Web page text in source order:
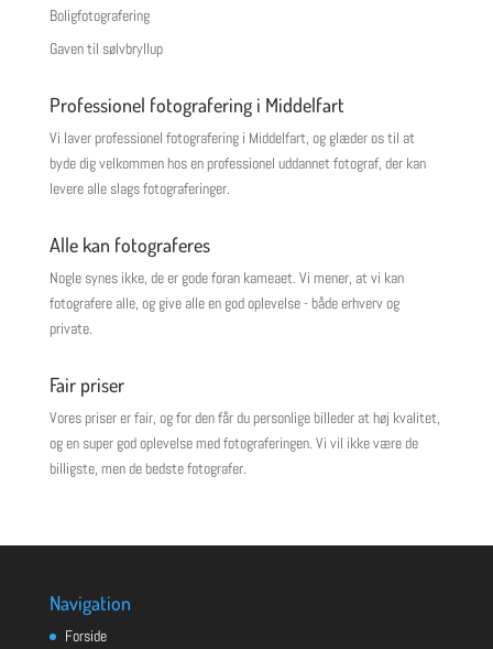
Boligfotografering
Gaven til sølvbryllup
Professionel fotografering i Middelfart
Vi laver professionel fotografering i Middelfart, og glæder os til at
byde dig velkommen hos en professionel uddannet fotograf, der kan
levere alle slags fotograferinger.
Alle kan fotograferes
Nogle synes ikke, de er gode foran kameaet. Vi mener, at vi kan
fotografere alle, og give alle en god oplevelse - både erhverv og
private.
Fair priser
Vores priser er fair, og for den får du personlige billeder at høj kvalitet,
og en super god oplevelse med fotograferingen. Vi vil ikke være de
billigste, men de bedste fotografer.
Navigation
Forside